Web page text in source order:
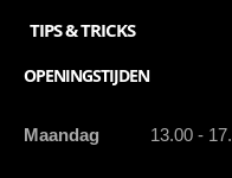
TIPS & TRICKS
OPENINGSTIJDEN
Maandag 13.00 -